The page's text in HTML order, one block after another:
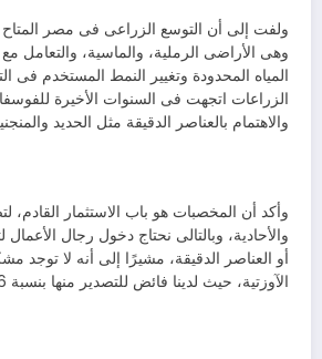
ولفت إلى أن التوسع الزراعى فى مصر المتاح
وهى الأراضى الرملية، والماسية، والتعامل
المياه المحدودة وتغيير النمط المستخدم فى
الزراعات اتجهت فى السنوات الأخيرة
والاهتمام بالعناصر الدقيقة مثل الحديد
وأكد أن المخصبات هو باب الاستثمار القادم،
والأحادية، وبالتالى نحتاج دخول رجال الأعمال
أو العناصر الدقيقة، مشيرًا إلى أنه لا توجد
الآوزتية، حيث لدينا فائض للتصدير منها بنسبة 46%.